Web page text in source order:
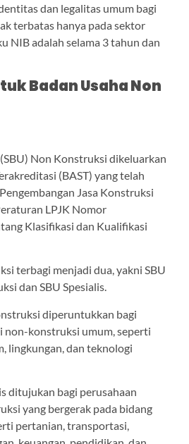
dan legalitas umum bagi
terbatas hanya pada sektor
NIB adalah selama 3 tahun dan
Badan Usaha Non
Non Konstruksi dikeluarkan
(BAST) yang telah
Jasa Konstruksi
LPJK Nomor
Klasifikasi dan Kualifikasi
terbagi menjadi dua, yakni SBU
dan SBU Spesialis.
diperuntukkan bagi
non-konstruksi umum, seperti
lingkungan, dan teknologi
ditujukan bagi perusahaan
yang bergerak pada bidang
pertanian, transportasi,